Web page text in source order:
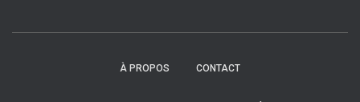
À PROPOS CONTACT